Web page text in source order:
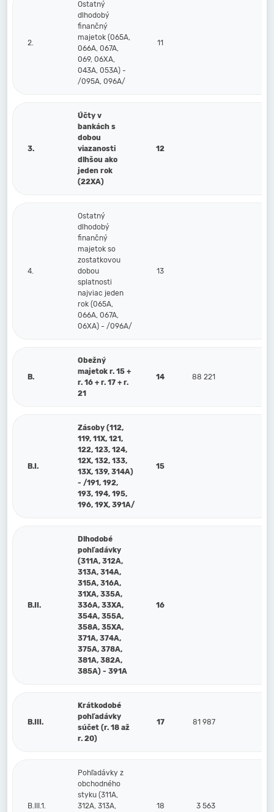
2.
Ostatný
dlhodobý
finančný
majetok (065A,
066A, 067A,
069, 06XA,
043A, 053A) -
/095A, 096A/
11
3.
Účty v
bankách s
dobou
viazanosti
dlhšou ako
jeden rok
(22XA)
12
4.
Ostatný
dlhodobý
finančný
majetok so
zostatkovou
dobou
splatnosti
najviac jeden
rok (065A,
066A, 067A,
06XA) - /096A/
13
B.
Obežný
majetok r. 15 +
r. 16 + r. 17 + r.
21
14 88 221
B.I.
Zásoby (112,
119, 11X, 121,
122, 123, 124,
12X, 132, 133,
13X, 139, 314A)
- /191, 192,
193, 194, 195,
196, 19X, 391A/
15
B.II.
Dlhodobé
pohľadávky
(311A, 312A,
313A, 314A,
315A, 316A,
31XA, 335A,
336A, 33XA,
354A, 355A,
358A, 35XA,
371A, 374A,
375A, 378A,
381A, 382A,
385A) - 391A
16
B.III.
Krátkodobé
pohľadávky
súčet (r. 18 až
r. 20)
17 81 987
B.III.1.
Pohľadávky z
obchodného
styku (311A,
312A, 313A,
18 3 563